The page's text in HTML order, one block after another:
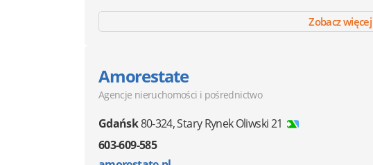
Zobacz więcej
Amorestate
Agencje nieruchomości i pośrednictwo
Gdańsk80-324,Stary Rynek Oliwski 21
603-609-585